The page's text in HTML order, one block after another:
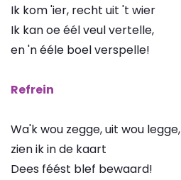
Ik kom 'ier, recht uit 't wier
Ik kan oe éél veul vertelle,
en 'n ééle boel verspelle!
Refrein
Wa'k wou zegge, uit wou legge,
zien ik in de kaart
Dees féést blef bewaard!